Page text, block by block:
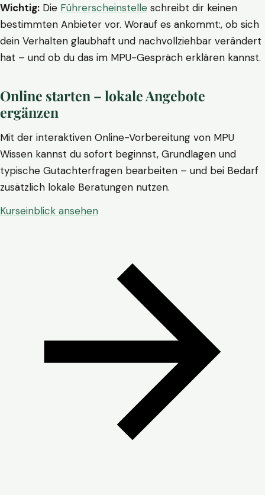
Wichtig: Die Führerscheinstelle schreibt dir keinen
bestimmten Anbieter vor. Worauf es ankommt:, ob sich
dein Verhalten glaubhaft und nachvollziehbar verändert
hat – und ob du das im MPU-Gespräch erklären kannst.
Online starten – lokale Angebote
ergänzen
Mit der interaktiven Online-Vorbereitung von MPU
Wissen kannst du sofort beginnst, Grundlagen und
typische Gutachterfragen bearbeiten – und bei Bedarf
zusätzlich lokale Beratungen nutzen.
Kurseinblick ansehen